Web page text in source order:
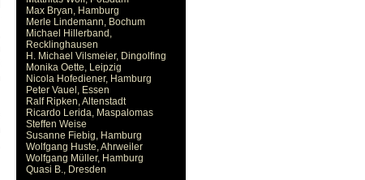
Max Bryan, Hamburg
Merle Lindemann, Bochum
Michael Hillerband,
Recklinghausen
H. Michael Vilsmeier, Dingolfing
Monika Oette, Leipzig
Nicola Hofediener, Hamburg
Peter Vauel, Essen
Ralf Ripken, Altenstadt
Ricardo Lerida, Maspalomas
Steffen Weise
Susanne Fiebig, Hamburg
Wolfgang Huste, Ahrweiler
Wolfgang Müller, Hamburg
Quasi B., Dresden